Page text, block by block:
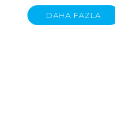
DAHA FAZLA